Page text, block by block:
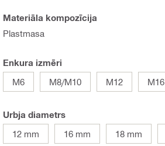
Materiāla kompozīcija
Plastmasa
Enkura izmēri
M6
M8/M10 M12 M16
Urbja diametrs
12 mm
16 mm 18 mm